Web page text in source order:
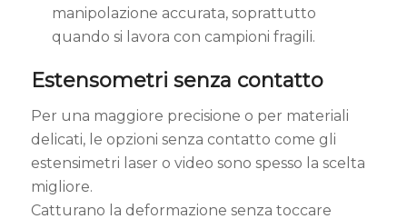
manipolazione accurata, soprattutto
quando si lavora con campioni fragili.
Estensometri senza contatto
Per una maggiore precisione o per materiali
delicati, le opzioni senza contatto come gli
estensimetri laser o video sono spesso la scelta
migliore.
Catturano la deformazione senza toccare